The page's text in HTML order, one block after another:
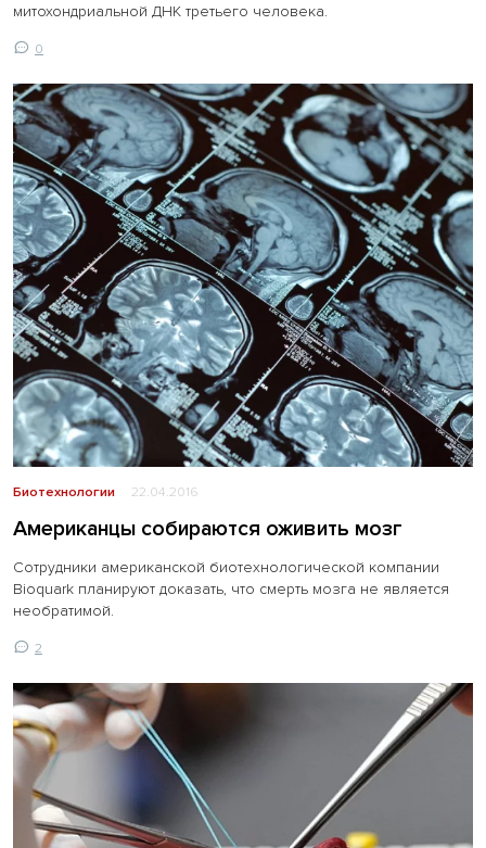
митохондриальной ДНК третьего человека.
0
Биотехнологии 22.04.2016
Американцы собираются оживить мозг
Сотрудники американской биотехнологической компании
Bioquark планируют доказать, что смерть мозга не является
необратимой.
2